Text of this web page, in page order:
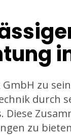
zu
durch
Diese
zu